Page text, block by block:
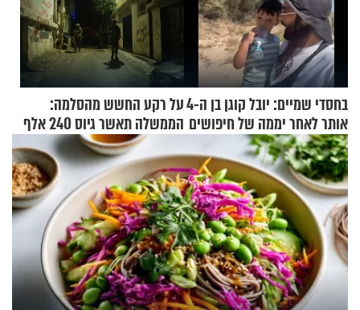
בחסדי שמיים: יובל קוגן בן ה-4
אותר לאחר יממה של חיפושים
על רקע החשש מהסלמה:
הממשלה תאשר גיוס 240 אלף
אנשי מילואים